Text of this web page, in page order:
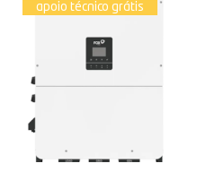
apoio técnico grátis